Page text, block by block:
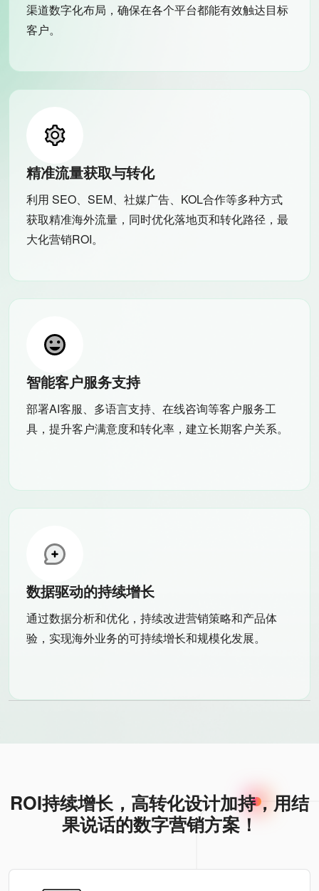
渠道数字化布局，确保在各个平台都能有效触达目标
客户。
精准流量获取与转化
利用 SEO、SEM、社媒广告、KOL合作等多种方式
获取精准海外流量，同时优化落地页和转化路径，最
大化营销ROI。
智能客户服务支持
部署AI客服、多语言支持、在线咨询等客户服务工
具，提升客户满意度和转化率，建立长期客户关系。
数据驱动的持续增长
通过数据分析和优化，持续改进营销策略和产品体
验，实现海外业务的可持续增长和规模化发展。
ROI持续增长，高转化设计加持，用结
果说话的数字营销方案！